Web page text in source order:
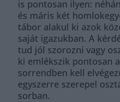
is pontosan ilyen:
és máris két
tábor alakul ki azok
saját igazukban. A
tud jól szorozni vagy
ki emlékszik pontosan
sorrendben kell
egyszerre szerepel
sorban.